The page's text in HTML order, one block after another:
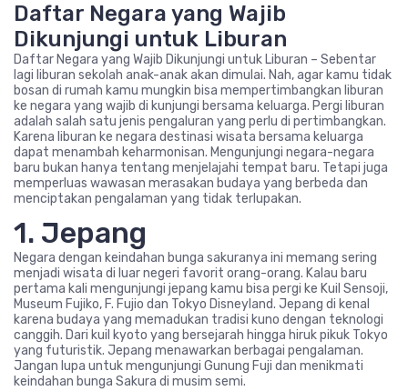
Daftar Negara yang Wajib
Dikunjungi untuk Liburan
Daftar Negara yang Wajib Dikunjungi untuk Liburan – Sebentar
lagi liburan sekolah anak-anak akan dimulai. Nah, agar kamu tidak
bosan di rumah kamu mungkin bisa mempertimbangkan liburan
ke negara yang wajib di kunjungi bersama keluarga. Pergi liburan
adalah salah satu jenis pengaluran yang perlu di pertimbangkan.
Karena liburan ke negara destinasi wisata bersama keluarga
dapat menambah keharmonisan. Mengunjungi negara-negara
baru bukan hanya tentang menjelajahi tempat baru. Tetapi juga
memperluas wawasan merasakan budaya yang berbeda dan
menciptakan pengalaman yang tidak terlupakan.
1. Jepang
Negara dengan keindahan bunga sakuranya ini memang sering
menjadi wisata di luar negeri favorit orang-orang. Kalau baru
pertama kali mengunjungi jepang kamu bisa pergi ke Kuil Sensoji,
Museum Fujiko, F. Fujio dan Tokyo Disneyland. Jepang di kenal
karena budaya yang memadukan tradisi kuno dengan teknologi
canggih. Dari kuil kyoto yang bersejarah hingga hiruk pikuk Tokyo
yang futuristik. Jepang menawarkan berbagai pengalaman.
Jangan lupa untuk mengunjungi Gunung Fuji dan menikmati
keindahan bunga Sakura di musim semi.